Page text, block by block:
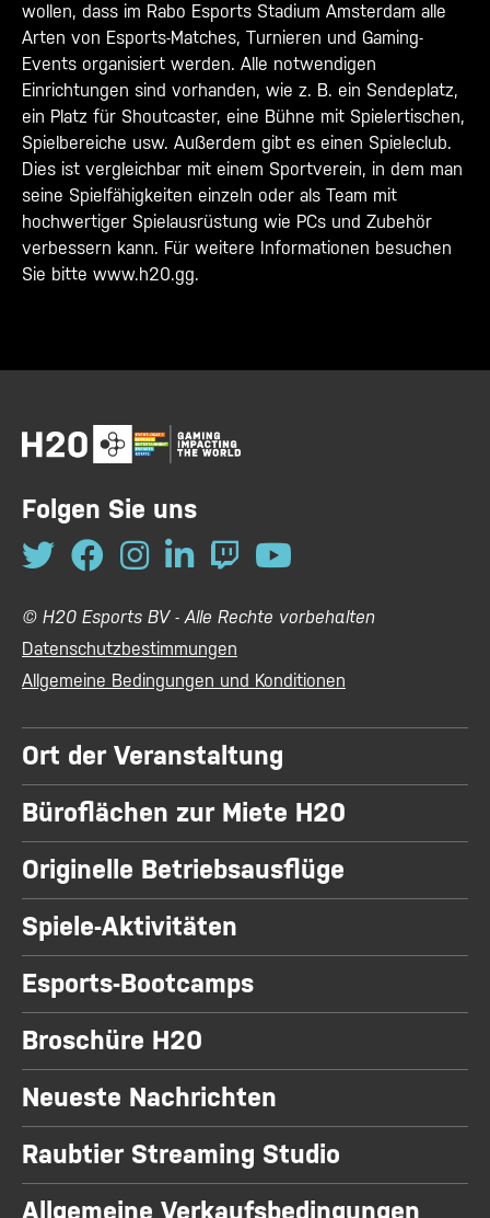
wollen, dass im Rabo Esports Stadium Amsterdam alle
Arten von Esports-Matches, Turnieren und Gaming-
Events organisiert werden. Alle notwendigen
Einrichtungen sind vorhanden, wie z. B. ein Sendeplatz,
ein Platz für Shoutcaster, eine Bühne mit Spielertischen,
Spielbereiche usw. Außerdem gibt es einen Spieleclub.
Dies ist vergleichbar mit einem Sportverein, in dem man
seine Spielfähigkeiten einzeln oder als Team mit
hochwertiger Spielausrüstung wie PCs und Zubehör
verbessern kann. Für weitere Informationen besuchen
Sie bitte www.h20.gg.
Folgen Sie uns
© H20 Esports BV - Alle Rechte vorbehalten
Datenschutzbestimmungen
Allgemeine Bedingungen und Konditionen
Ort der Veranstaltung
Büroflächen zur Miete H20
Originelle Betriebsausflüge
Spiele-Aktivitäten
Esports-Bootcamps
Broschüre H20
Neueste Nachrichten
Raubtier Streaming Studio